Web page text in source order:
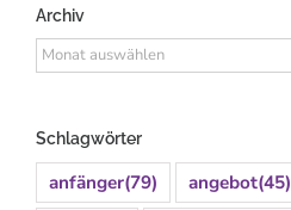
Archiv
Archiv
Schlagwörter
anfänger(79) angebot(45)